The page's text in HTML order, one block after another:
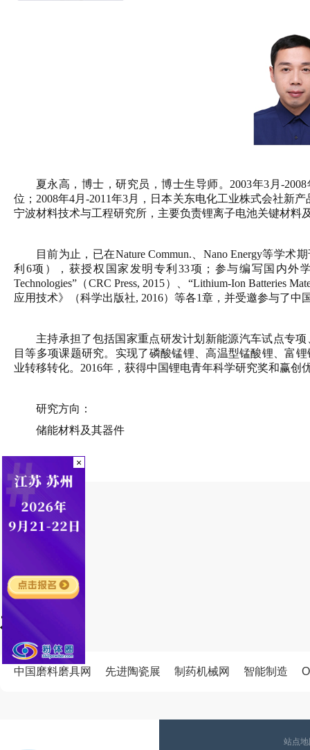
夏永高，博士，研究员，博士生导师。 2003年3月-
位；2008年4月-2011年3月，日本关东电化工业株式会社新
宁波材料技术与工程研究所，主要负责锂离子电池关键材料
目前为止，已在Nature Commun.、Nano Energy等学
利6项），获授权国家发明专利33项；参与编写国内外学
Technologies”（CRC Press, 2015）、“Lithium-Ion Batteries
应用技术》（科学出版社, 2016）等各1章，并受邀参与了中
主持承担了包括国家重点研发计划新能源汽车试点专
目等多项课题研究。实现了磷酸锰锂、高温型锰酸锂、富
业转移转化。 2016年，获得中国锂电青年科学研究奖和赢创
研究方向：
储能材料及其器件
友情链接
中国磨料磨具网 先进陶瓷展 制药机械网 智能制造
站点
×